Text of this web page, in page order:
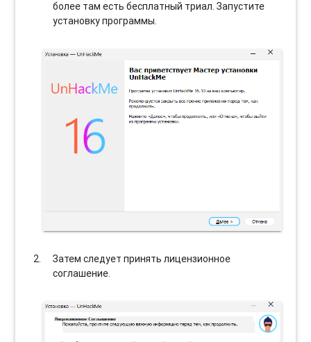
более там есть бесплатный триал. Запустите
установку программы.
Затем следует принять лицензионное
соглашение.